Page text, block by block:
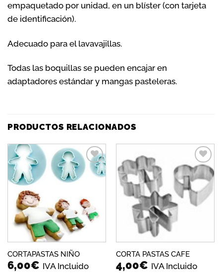
empaquetado por unidad, en un blíster (con tarjeta
de identificación).
Adecuado para el lavavajillas.
Todas las boquillas se pueden encajar en
adaptadores estándar y mangas pasteleras.
PRODUCTOS RELACIONADOS
Añadir
a la
CORTAPASTAS NIÑO
6,00€ IVA Incluido
Añadir
a la
lista de
deseos
CORTA PASTAS CAFE
4,00€ IVA Incluido